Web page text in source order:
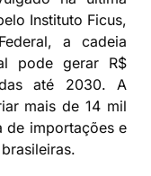
Instituto Ficus,
a cadeia
pode gerar R$
até 2030. A
mais de 14 mil
de importações e